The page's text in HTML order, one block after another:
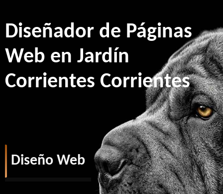
Diseñador de Páginas
Web en Jardín
Corrientes Corrientes
Diseño Web